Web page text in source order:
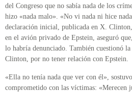
del Congreso que no sabía nada de los
hizo «nada malo». «No vi nada ni hice
declaración inicial, publicada en X.
en el avión privado de Epstein, aseguró
lo habría denunciado. También cuestionó
Clinton, por no tener relación con Epstein.
«Ella no tenía nada que ver con él»,
comprometido con las víctimas: «Merecen